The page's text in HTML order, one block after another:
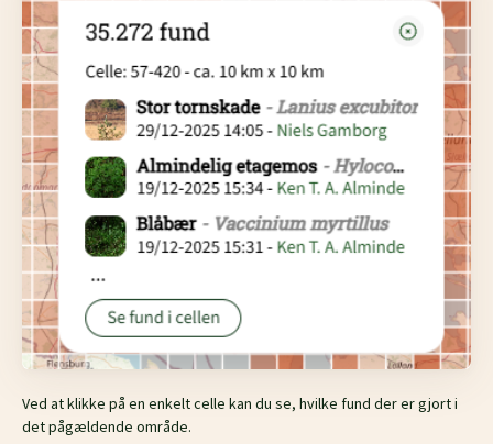
Ved at klikke på en enkelt celle kan du se, hvilke fund der er gjort i
det pågældende område.